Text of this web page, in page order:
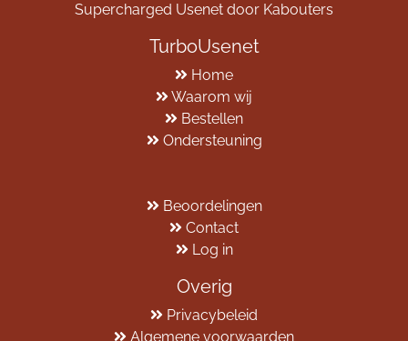
Supercharged Usenet door Kabouters
TurboUsenet
Home
Waarom wij
Bestellen
Ondersteuning
Beoordelingen
Contact
Log in
Overig
Privacybeleid
Algemene voorwaarden